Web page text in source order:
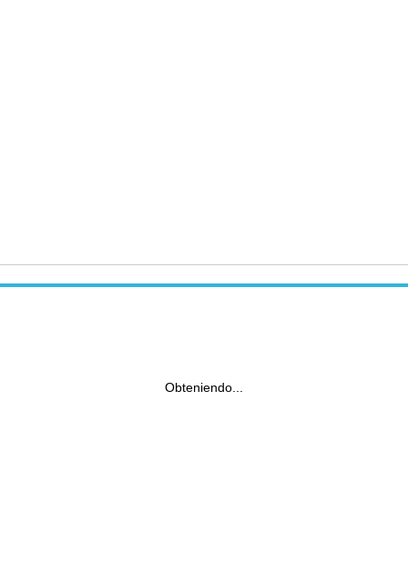
Obteniendo...